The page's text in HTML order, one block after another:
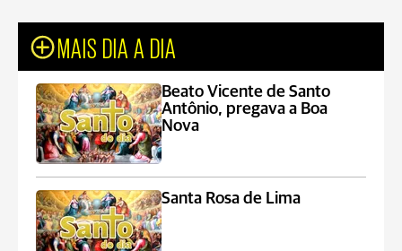
MAIS DIA A DIA
Beato Vicente de Santo
Antônio, pregava a Boa
Nova
Santa Rosa de Lima